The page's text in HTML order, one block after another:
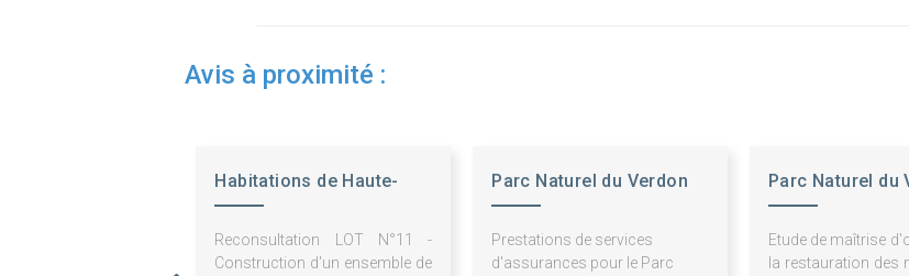
Avis à proximité :
Habitations de Haute-
Reconsultation LOT N°11 -
Construction d'un ensemble de
Parc Naturel du Verdon
Prestations de services
d'assurances pour le Parc
Parc Naturel du
Etude de maîtrise
la restauration des